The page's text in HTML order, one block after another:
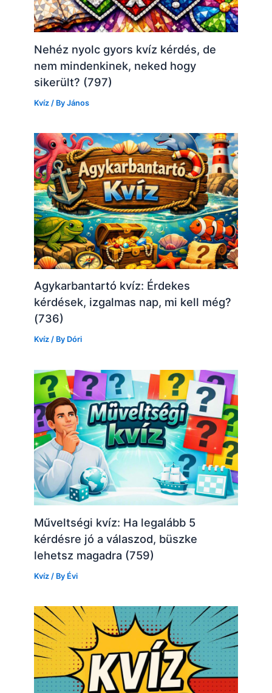
Nehéz nyolc gyors kvíz kérdés, de
nem mindenkinek, neked hogy
sikerült? (797)
Kvíz / ByJános
Agykarbantartó kvíz: Érdekes
kérdések, izgalmas nap, mi kell még?
(736)
Kvíz / By Dóri
Műveltségi kvíz: Ha legalább 5
kérdésre jó a válaszod, büszke
lehetsz magadra (759)
Kvíz / By Évi